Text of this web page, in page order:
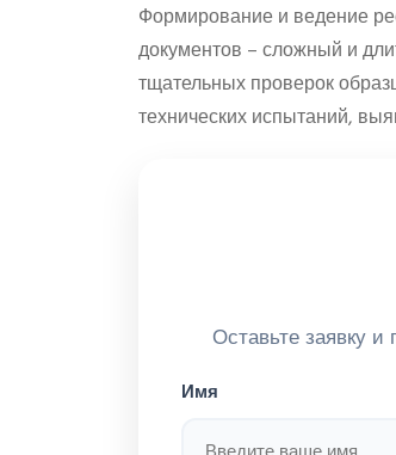
Формирование и ведение
документов – сложный и
тщательных проверок
технических испытаний,
Оставьте заявку и
Имя